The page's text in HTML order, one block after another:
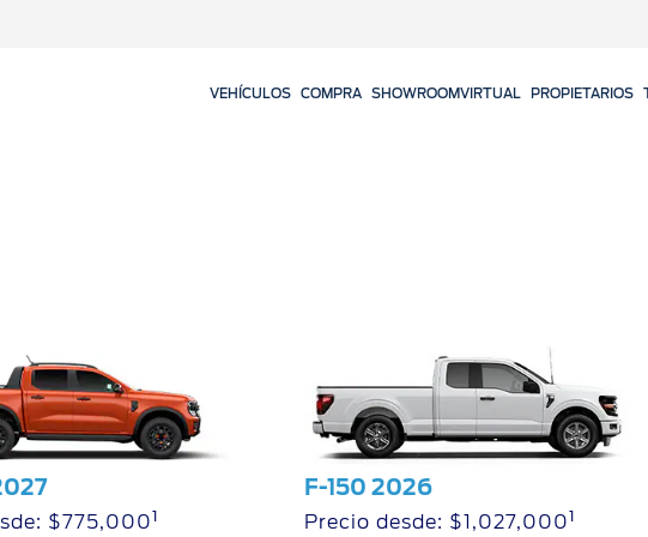
VEHÍCULOS COMPRA SHOWROOMVIRTUAL PROPIETARIOS
$775,0001
F-150 2026
Precio desde: $1,027,0001